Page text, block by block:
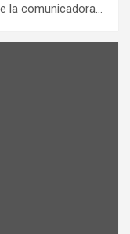
la comunicadora…